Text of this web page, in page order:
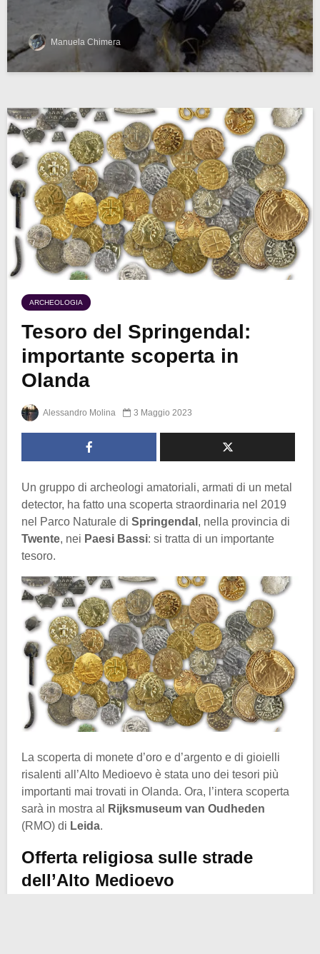
Manuela Chimera
ARCHEOLOGIA
Tesoro del Springendal:
importante scoperta in
Olanda
Alessandro Molina 3 Maggio 2023
Un gruppo di archeologi amatoriali, armati di un metal
detector, ha fatto una scoperta straordinaria nel 2019
nel Parco Naturale di Springendal , nella provincia di
Twente, nei Paesi Bassi: si tratta di un importante
tesoro.
La scoperta di monete d’oro e d’argento e di gioielli
risalenti all’Alto Medioevo è stata uno dei tesori più
importanti mai trovati in Olanda. Ora, l’intera scoperta
sarà in mostra al
Rijksmuseum van Oudheden
(RMO) di Leida.
Offerta religiosa sulle strade
dell’Alto Medioevo